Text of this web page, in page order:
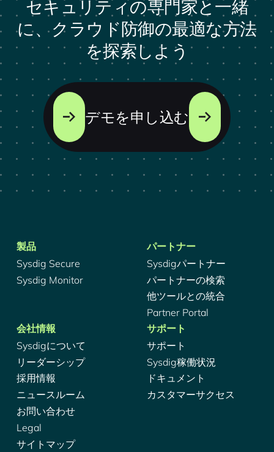
セキュリティの専門家と一緒
に、クラウド防御の最適な方法
を探索しよう
デモを申し込む
製品
Sysdig Secure
Sysdig Monitor
パートナー
Sysdigパートナー
パートナーの検索
他ツールとの統合
Partner Portal
会社情報
Sysdigについて
リーダーシップ
採用情報
ニュースルーム
お問い合わせ
Legal
サイトマップ
サポート
サポート
Sysdig稼働状況
ドキュメント
カスタマーサクセス